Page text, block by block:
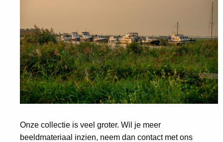
Onze collectie is veel groter. Wil je meer
beeldmateriaal inzien, neem dan contact met ons